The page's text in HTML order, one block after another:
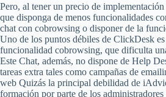
Pero, al tener un precio de
que disponga de menos funcionalidades
chat con cobrowsing o disponer de la
Uno de los puntos débiles de ClickDesk
funcionalidad cobrowsing, que dificulta
Este Chat, además, no dispone de Help
tareas extra tales como campañas de
web Quizás la principal debilidad de
formación por parte de los